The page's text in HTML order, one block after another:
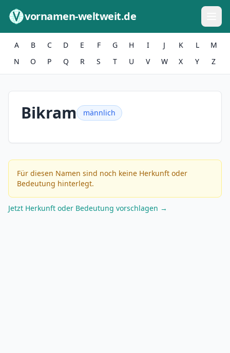
vornamen-weltweit.de
A B C D E F G H I J K L
M
N
O P Q R S T U V W X Y Z
Bikram männlich
Für diesen Namen sind noch keine Herkunft oder
Bedeutung hinterlegt.
Jetzt Herkunft oder Bedeutung vorschlagen →